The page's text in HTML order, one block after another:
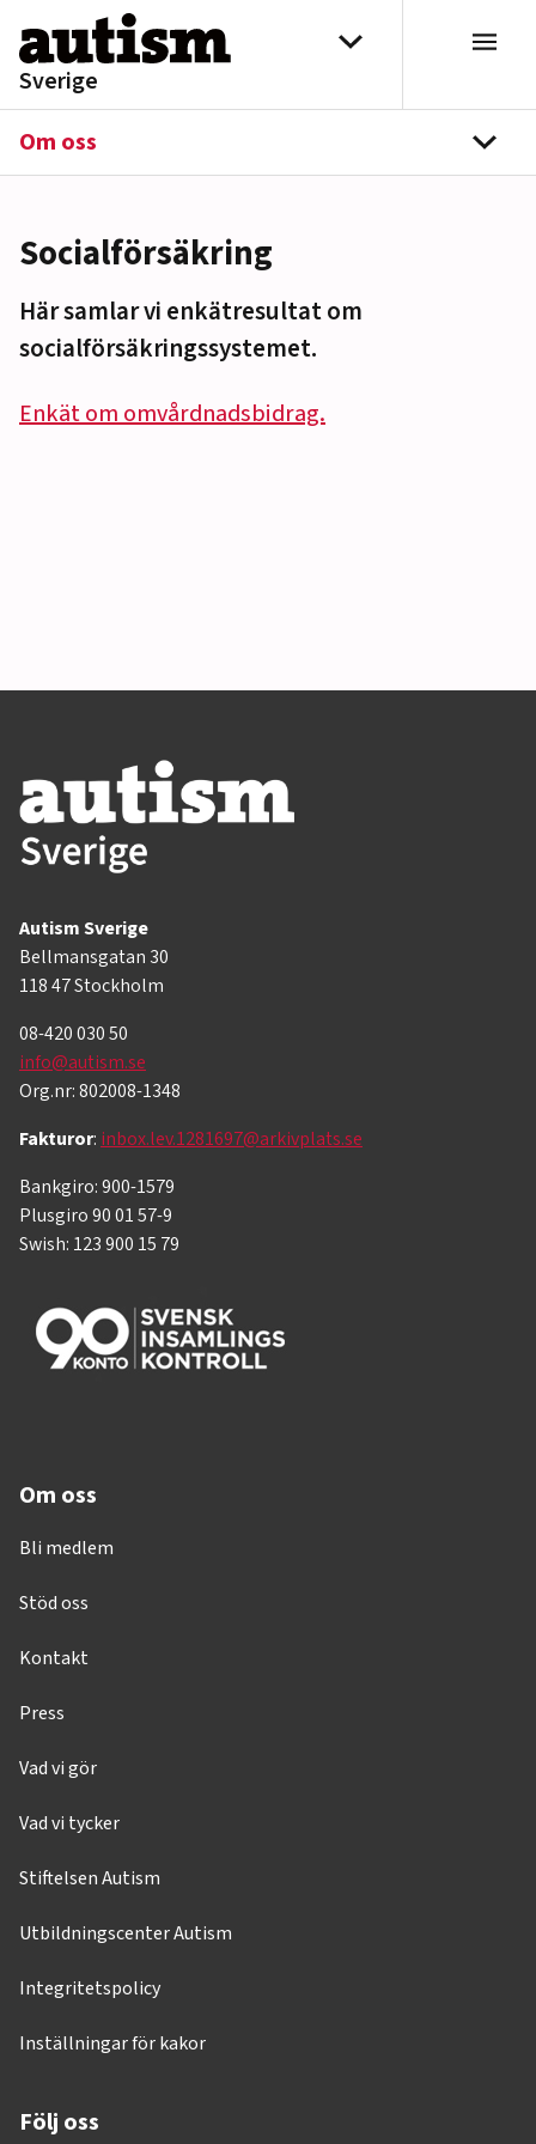
Hoppa till innehåll
Sverige
Välj distrikt
Om oss
Socialförsäkring
Här samlar vi enkätresultat om
socialförsäkringssystemet.
Enkät om omvårdnadsbidrag.
Autism Sverige
Bellmansgatan 30
118 47 Stockholm
08-420 030 50
info@autism.se
Org.nr: 802008-1348
Fakturor: inbox.lev.1281697@arkivplats.se
Bankgiro: 900-1579
Plusgiro 90 01 57-9
Swish: 123 900 15 79
Om oss
Bli medlem
Stöd oss
Kontakt
Press
Vad vi gör
Vad vi tycker
Stiftelsen Autism
Utbildningscenter Autism
Integritetspolicy
Inställningar för kakor
Följ oss